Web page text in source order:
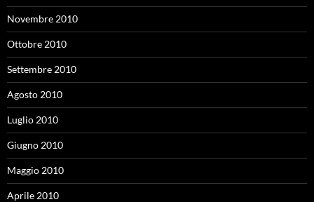
Novembre 2010
Ottobre 2010
Settembre 2010
Agosto 2010
Luglio 2010
Giugno 2010
Maggio 2010
Aprile 2010